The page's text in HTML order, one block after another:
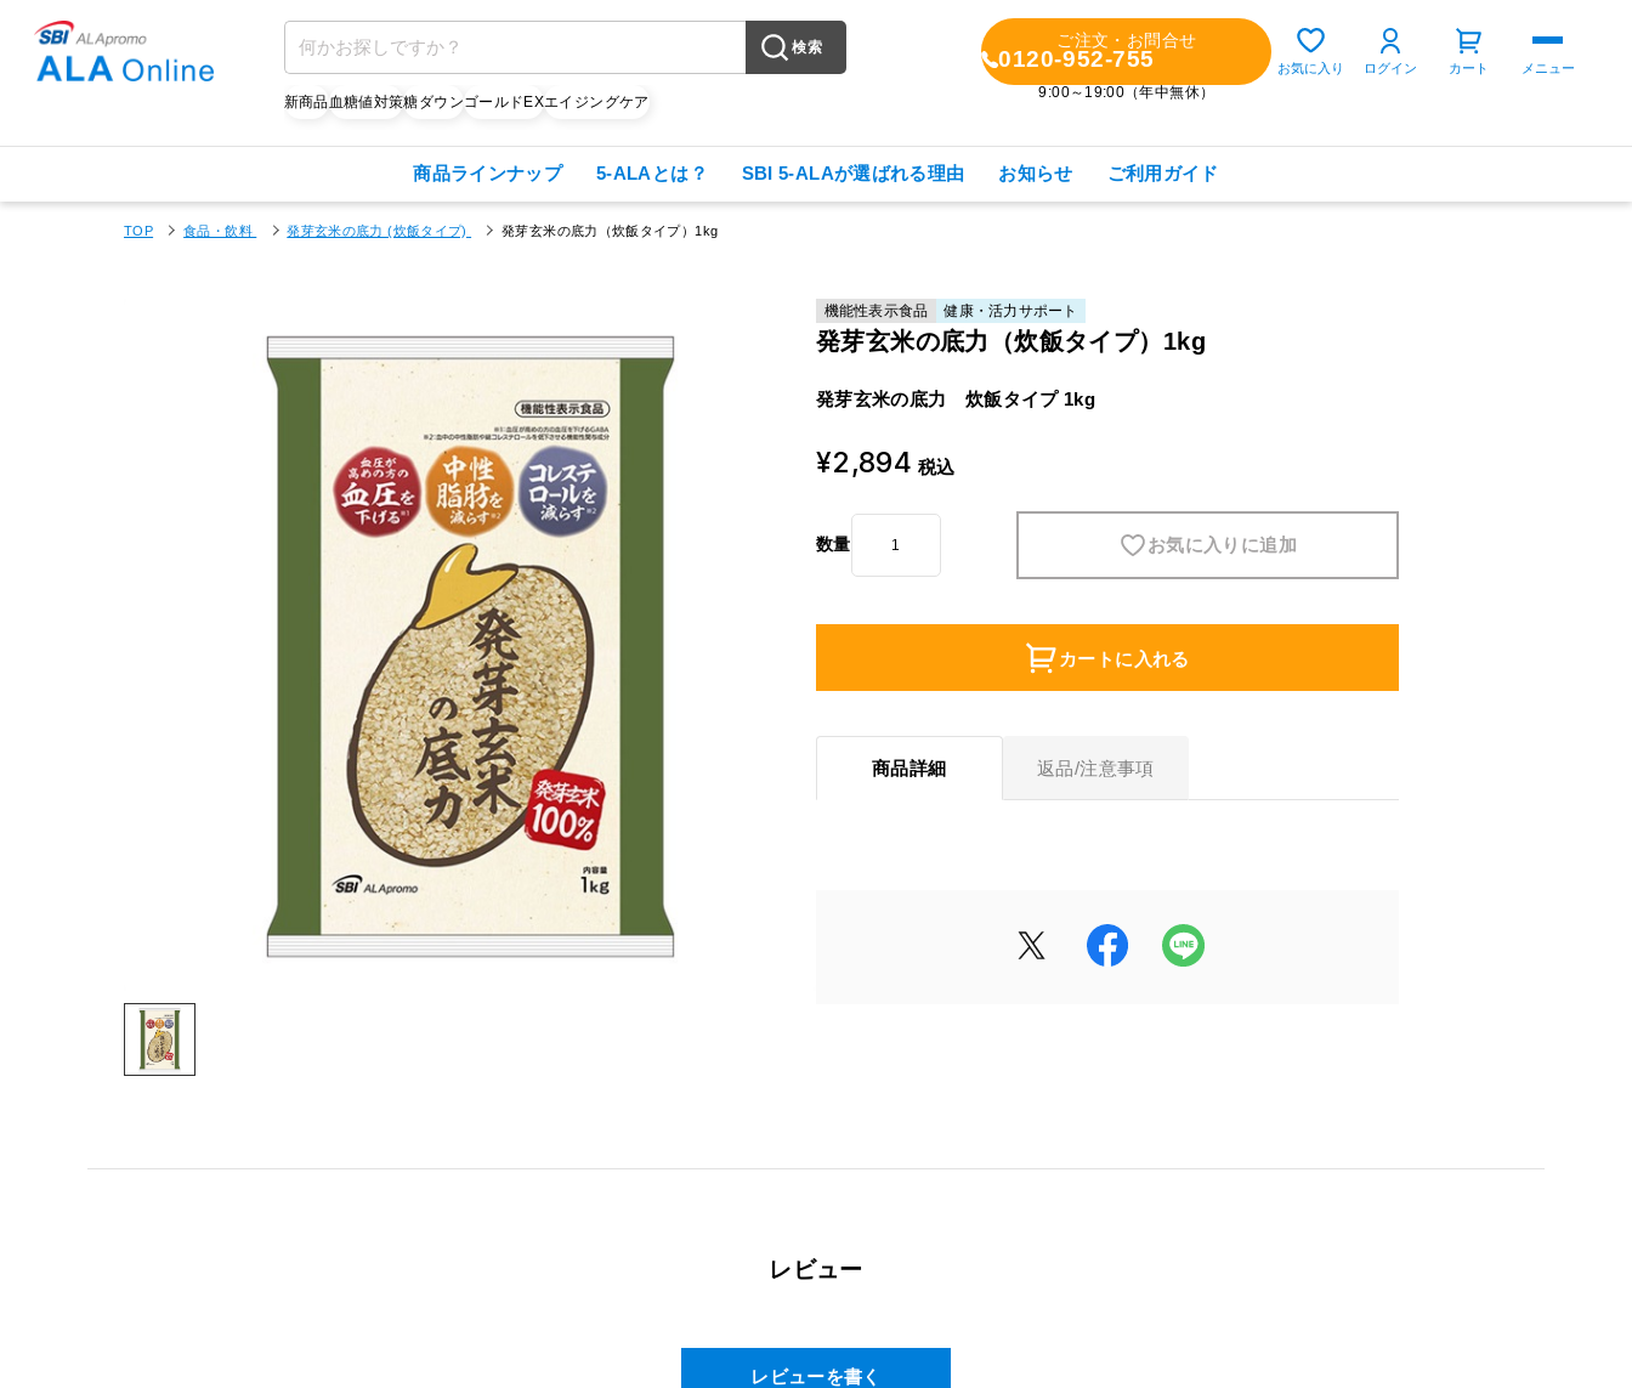
検索
新商品血糖値対策糖ダウンゴールドEXエイジングケア
ご注文・お問合せ
0120-952-755
9:00～19:00（年中無休）
お気に入り ログイン カート メニュー
商品ラインナップ 5-ALAとは？ SBI 5-ALAが選ばれる理由 お知らせ ご利用ガイド
ゲスト 様
健康食品(サプリメント)
SBI 5-ALAが選ばれる理由
よくあるご質問
TOP 食品・飲料 発芽玄米の底力 (炊飯タイプ) 発芽玄米の底力（炊飯タイプ）1kg
機能性表示食品 健康・活力サポート
発芽玄米の底力（炊飯タイプ）1kg
発芽玄米の底力 炊飯タイプ 1kg
¥2,894 税込
数量 お気に入りに追加
カートに入れる
商品詳細 返品/注意事項
レビュー
レビューを書く